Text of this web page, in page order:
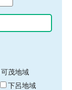
可茂地域
下呂地域